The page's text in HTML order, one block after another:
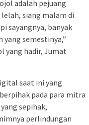
adalah pejuang
siang malam di
sayangnya, banyak
yang semestinya,”
yang hadir, Jumat
saat ini yang
pada para mitra
sepihak,
perlindungan